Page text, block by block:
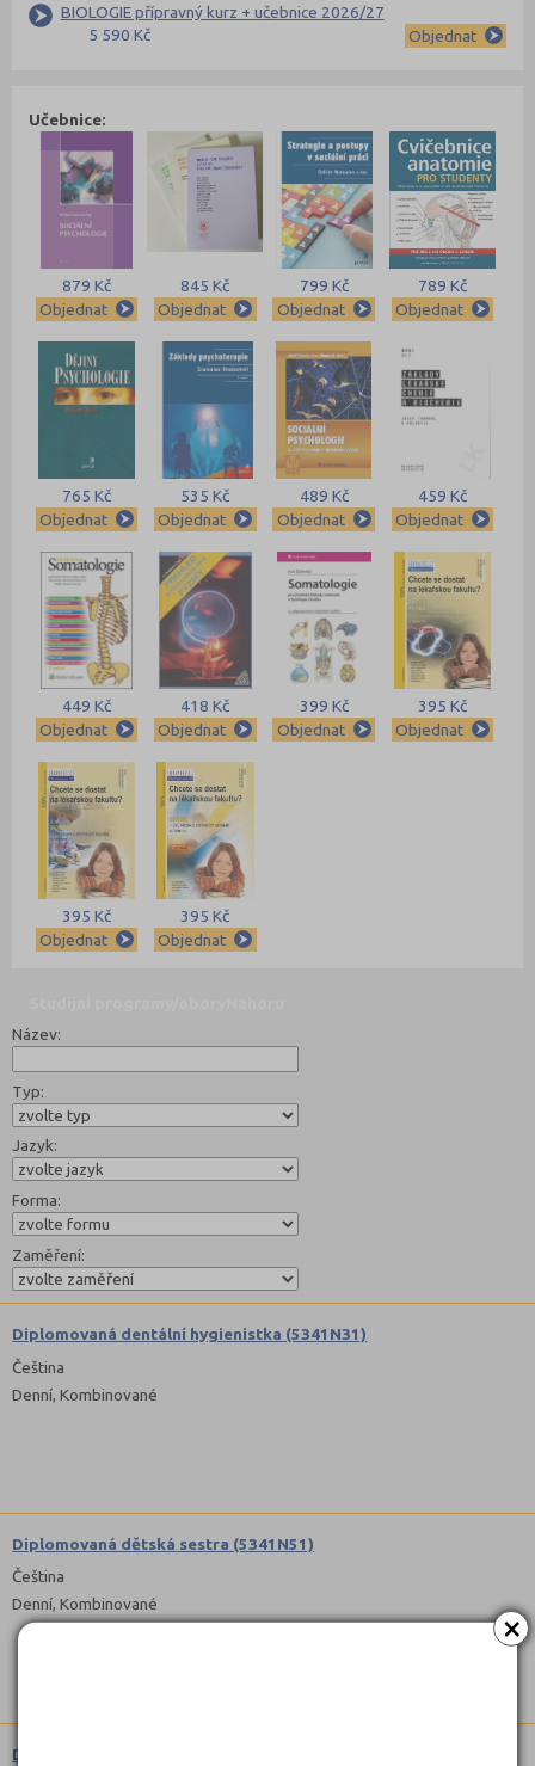
×
BIOLOGIE přípravný kurz + učebnice 2026/27
5 590 Kč
Objednat
Učebnice:
879 Kč
Objednat
845 Kč
Objednat
799 Kč
Objednat
789 Kč
Objednat
765 Kč
Objednat
535 Kč
Objednat
489 Kč
Objednat
459 Kč
Objednat
449 Kč
Objednat
418 Kč
Objednat
399 Kč
Objednat
395 Kč
Objednat
395 Kč
Objednat
395 Kč
Objednat
Název:
Typ:
Jazyk:
Forma:
Zaměření:
Diplomovaná dentální hygienistka (5341N31)
Čeština
Denní, Kombinované
Diplomovaná dětská sestra (5341N51)
Čeština
Denní, Kombinované
Diplomovaná všeobecná sestra (5341N11)